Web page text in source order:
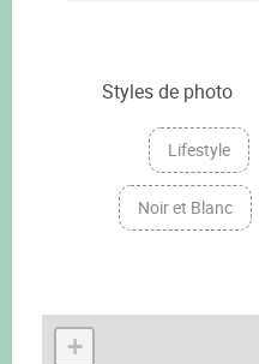
Styles de photo
Lifestyle
Noir et Blanc
+